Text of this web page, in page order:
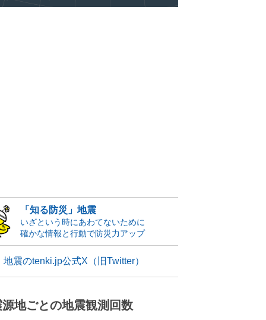
「知る防災」地震
いざという時にあわてないために
確かな情報と行動で防災力アップ
地震のtenki.jp公式X（旧Twitter）
源地ごとの地震観測回数